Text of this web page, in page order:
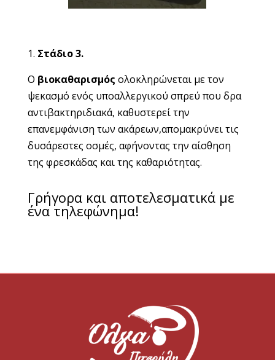
Στάδιο 3.
Ο βιοκαθαρισμός ολοκληρώνεται με τον
ψεκασμό ενός υποαλλεργικού σπρεύ που δρα
αντιβακτηριδιακά, καθυστερεί την
επανεμφάνιση των ακάρεων,απομακρύνει τις
δυσάρεστες οσμές, αφήνοντας την αίσθηση
της φρεσκάδας και της καθαριότητας.
Γρήγορα και αποτελεσματικά με
ένα τηλεφώνημα!